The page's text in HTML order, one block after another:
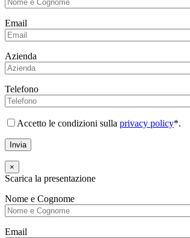
Email
Azienda
Telefono
Accetto le condizioni sulla privacy policy*.
×
Scarica la presentazione
Nome e Cognome
Email